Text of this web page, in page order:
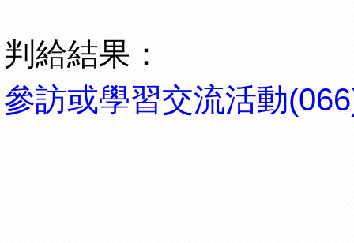
判給結果：
參訪或學習交流活動